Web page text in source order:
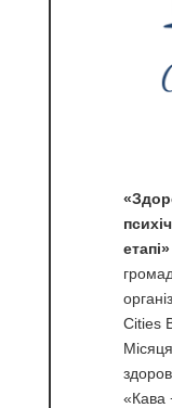
етапі»
Cities
«Кава